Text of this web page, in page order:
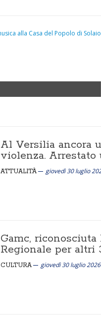
Al Versilia ancora
violenza.
ATTUALITÀ giovedì 30 luglio
Gamc,
Regionale per altri
CULTURA giovedì 30 luglio 2026